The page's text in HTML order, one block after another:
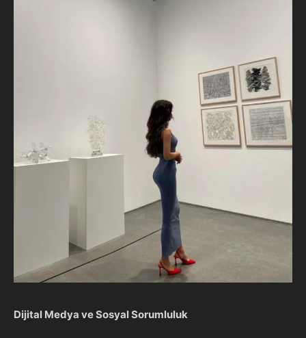
Dijital Medya ve Sosyal Sorumluluk